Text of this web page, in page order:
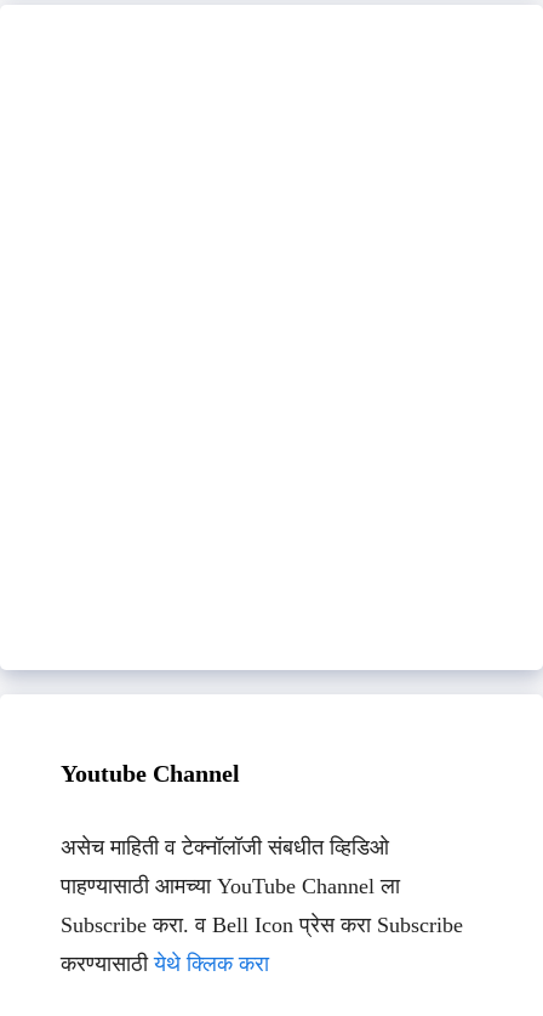
Youtube Channel
असेच माहिती व टेक्नॉलॉजी संबधीत व्हिडिओ
पाहण्यासाठी आमच्या YouTube Channel ला
Subscribe करा. व Bell Icon प्रेस करा Subscribe
करण्यासाठीयेथे क्लिक करा